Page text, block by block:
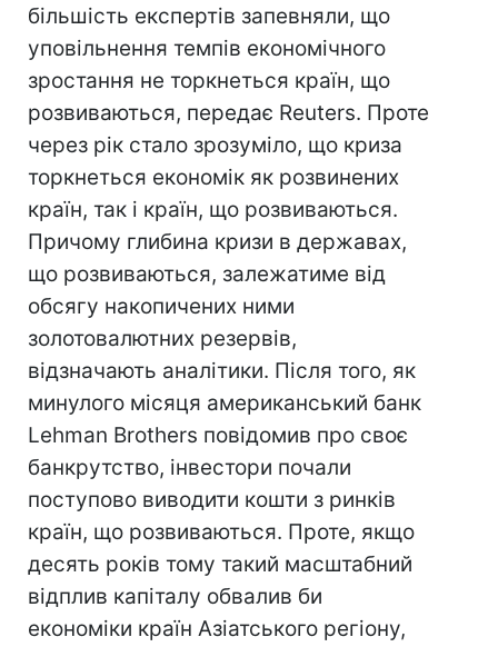
більшість експертів запевняли, що
уповільнення темпів економічного
зростання не торкнеться країн, що
розвиваються, передає Reuters. Проте
через рік стало зрозуміло, що криза
торкнеться економік як розвинених
країн, так і країн, що розвиваються.
Причому глибина кризи в державах,
що розвиваються, залежатиме від
обсягу накопичених ними
золотовалютних резервів,
відзначають аналітики. Після того, як
минулого місяця американський банк
Lehman Brothers повідомив про своє
банкрутство, інвестори почали
поступово виводити кошти з ринків
країн, що розвиваються. Проте, якщо
десять років тому такий масштабний
відплив капіталу обвалив би
економіки країн Азіатського регіону,